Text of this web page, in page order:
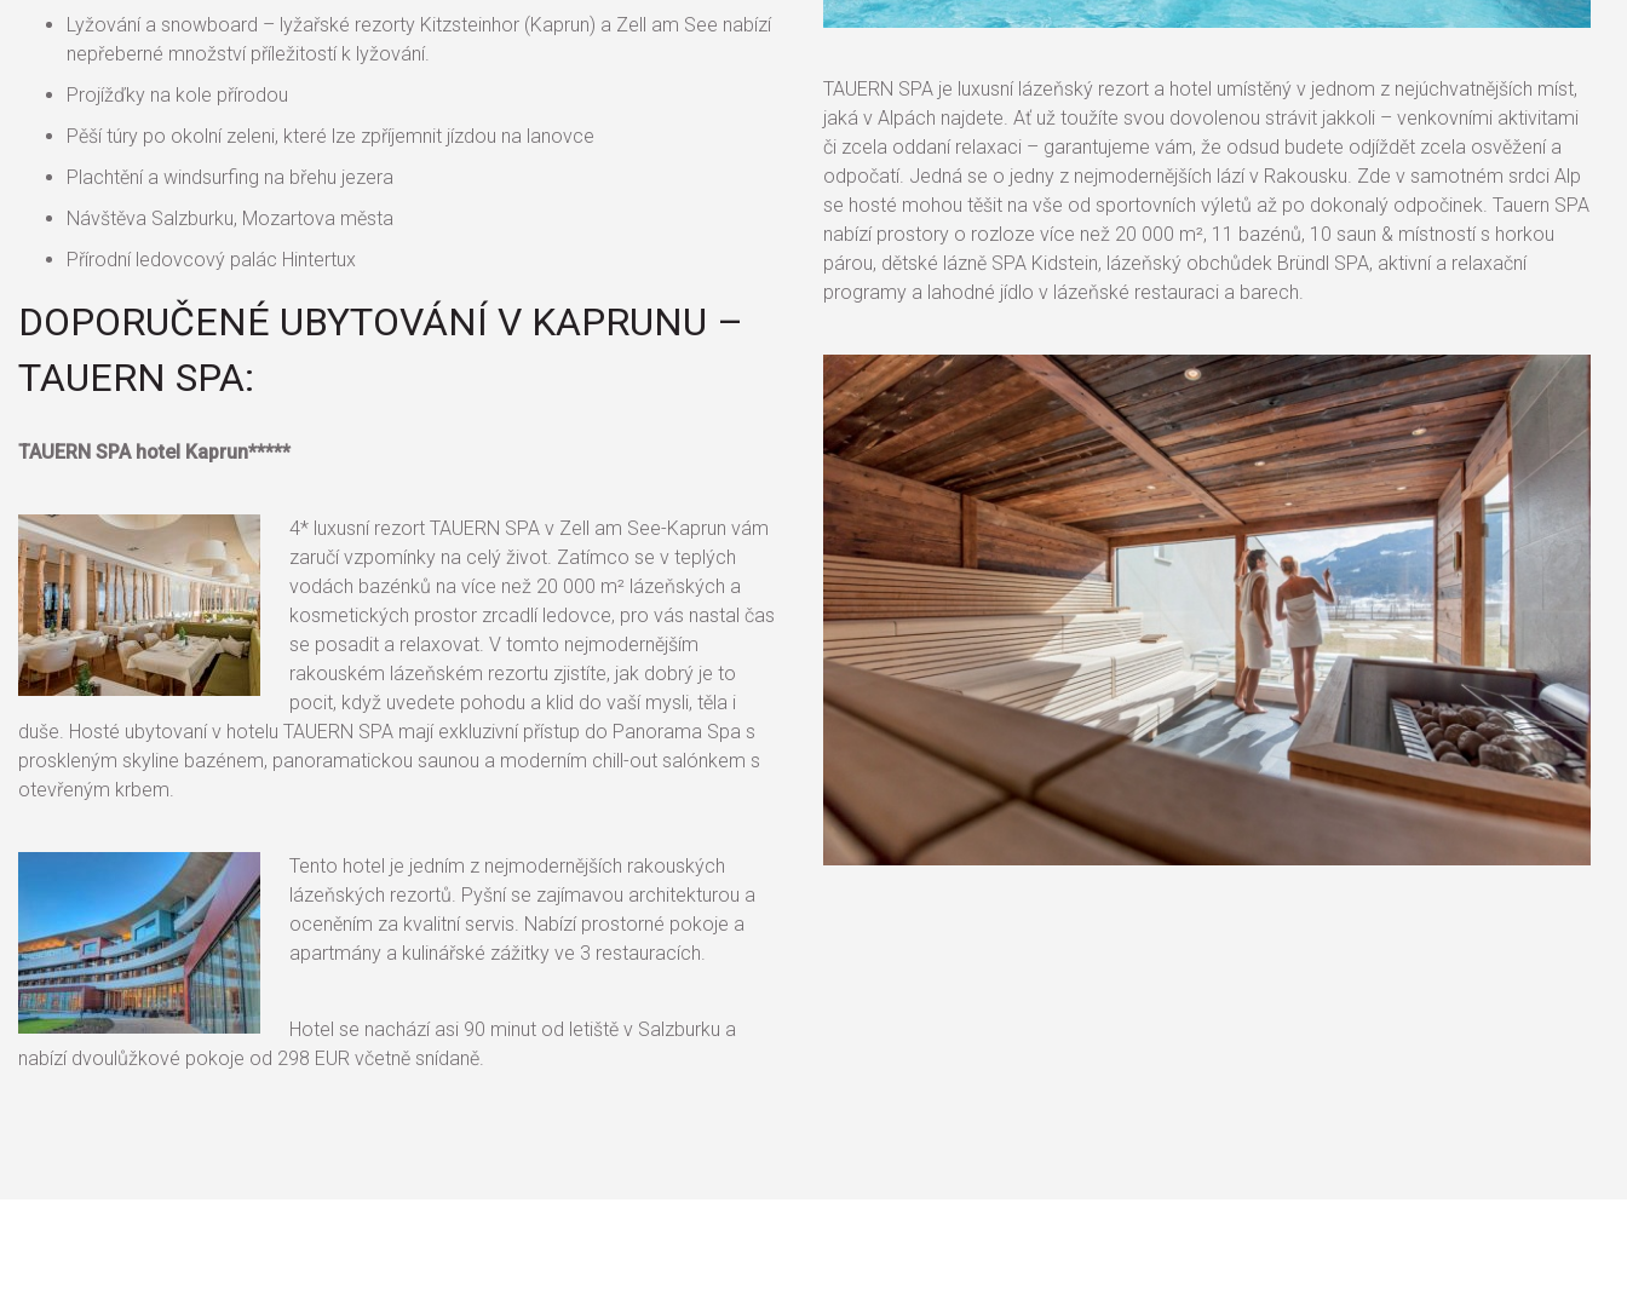
Lyžování a snowboard – lyžařské rezorty Kitzsteinhor (Kaprun) a Zell am See nabízí
nepřeberné množství příležitostí k lyžování.
Projížďky na kole přírodou
Pěší túry po okolní zeleni, které lze zpříjemnit jízdou na lanovce
Plachtění a windsurfing na břehu jezera
Návštěva Salzburku, Mozartova města
Přírodní ledovcový palác Hintertux
DOPORUČENÉ UBYTOVÁNÍ V KAPRUNU –
TAUERN SPA:
TAUERN SPA hotel Kaprun*****
4* luxusní rezort TAUERN SPA v Zell am See-Kaprun vám
zaručí vzpomínky na celý život. Zatímco se v teplých
vodách bazénků na více než 20 000 m² lázeňských a
kosmetických prostor zrcadlí ledovce, pro vás nastal čas
se posadit a relaxovat. V tomto nejmodernějším
rakouském lázeňském rezortu zjistíte, jak dobrý je to
pocit, když uvedete pohodu a klid do vaší mysli, těla i
duše. Hosté ubytovaní v hotelu TAUERN SPA mají exkluzivní přístup do Panorama Spa s
proskleným skyline bazénem, panoramatickou saunou a moderním chill-out salónkem s
otevřeným krbem.
Tento hotel je jedním z nejmodernějších rakouských
lázeňských rezortů. Pyšní se zajímavou architekturou a
oceněním za kvalitní servis. Nabízí prostorné pokoje a
apartmány a kulinářské zážitky ve 3 restauracích.
Hotel se nachází asi 90 minut od letiště v Salzburku a
nabízí dvoulůžkové pokoje od 298 EUR včetně snídaně.
TAUERN SPA je luxusní lázeňský rezort a hotel umístěný v jednom z nejúchvatnějších míst,
jaká v Alpách najdete. Ať už toužíte svou dovolenou strávit jakkoli – venkovními aktivitami
či zcela oddaní relaxaci – garantujeme vám, že odsud budete odjíždět zcela osvěžení a
odpočatí. Jedná se o jedny z nejmodernějších lází v Rakousku. Zde v samotném srdci Alp
se hosté mohou těšit na vše od sportovních výletů až po dokonalý odpočinek. Tauern SPA
nabízí prostory o rozloze více než 20 000 m², 11 bazénů, 10 saun & místností s horkou
párou, dětské lázně SPA Kidstein, lázeňský obchůdek Bründl SPA, aktivní a relaxační
programy a lahodné jídlo v lázeňské restauraci a barech.